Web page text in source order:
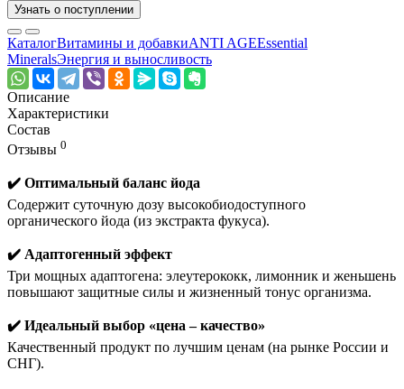
Узнать о поступлении
КаталогВитамины и добавкиANTI AGEEssential
MineralsЭнергия и выносливость
Описание
Характеристики
Состав
Отзывы 0
✔️ Оптимальный баланс йода
Содержит суточную дозу высокобиодоступного
органического йода (из экстракта фукуса).
✔️ Адаптогенный эффект
Три мощных адаптогена: элеутерококк, лимонник и женьшень
повышают защитные силы и жизненный тонус организма.
✔️ Идеальный выбор «цена – качество»
Качественный продукт по лучшим ценам (на рынке России и
СНГ).